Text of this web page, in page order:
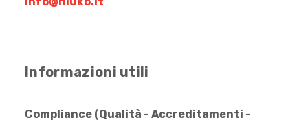
Informazioni utili
Compliance (Qualità - Accreditamenti -